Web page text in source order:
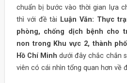
chuẩn bị bước vào thời gian lựa
thì với đề tài Luận Văn: Thực
phòng, chống dịch bệnh cho
non trong Khu vực 2, thành
Hồ Chí Minhdưới đây chắc chắn
viên có cái nhìn tổng quan hơn về